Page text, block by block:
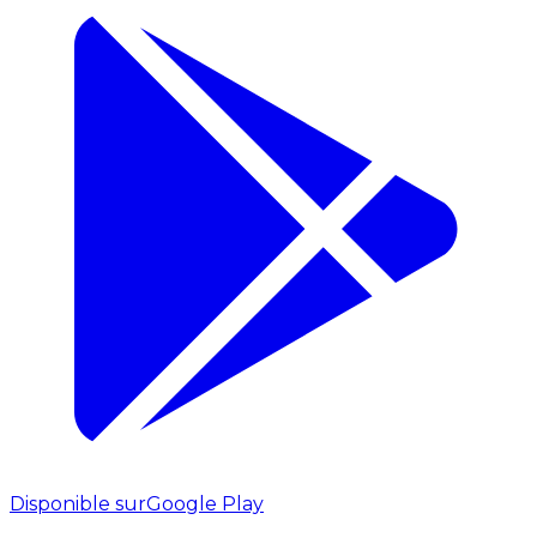
Disponible surGoogle Play